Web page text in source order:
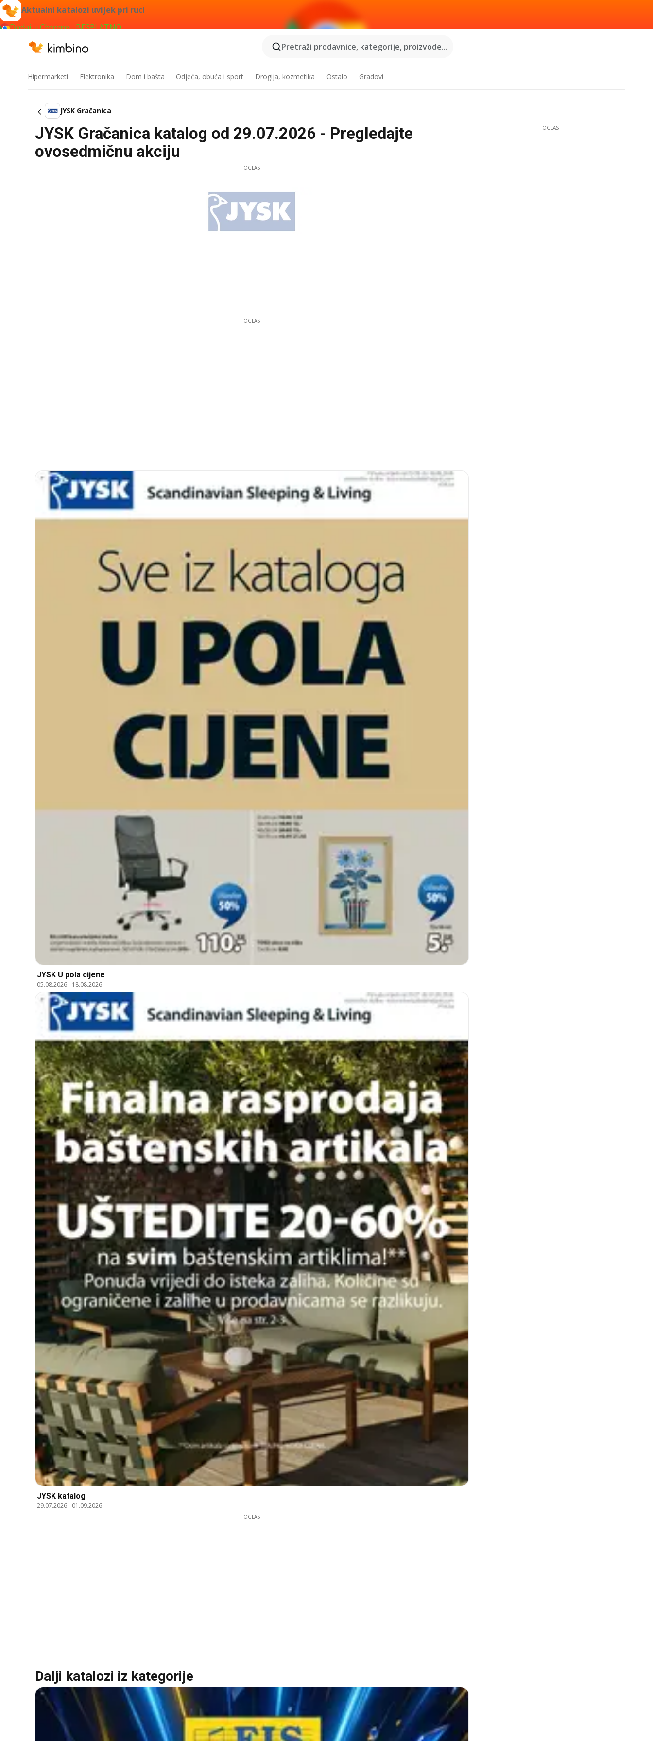
Aktualni katalozi uvijek pri ruci
Dodaj u Chrome - BESPLATNO
Pretraži prodavnice, kategorije, proizvode...
Hipermarketi Elektronika Dom i bašta Odjeća, obuća i sport Drogija, kozmetika Ostalo Gradovi
JYSK Gračanica
JYSK Gračanica katalog od 29.07.2026 - Pregledajte
ovosedmičnu akciju
OGLAS
OGLAS
JYSK U pola cijene
05.08.2026- 18.08.2026
JYSK katalog
29.07.2026- 01.09.2026
OGLAS
Dalji katalozi iz kategorije
OGLAS